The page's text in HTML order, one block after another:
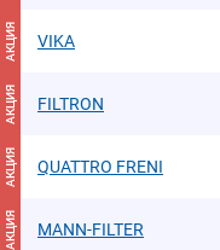
АКЦИЯ VIKA
АКЦИЯ FILTRON
АКЦИЯ QUATTRO FRENI
АКЦИЯ MANN-FILTER